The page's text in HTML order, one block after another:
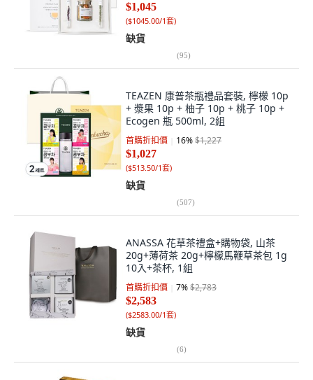
$1,045
($1045.00/1套)
缺貨
(95)
TEAZEN 康普茶瓶禮品套裝, 檸檬 10p
+ 漿果 10p + 柚子 10p + 桃子 10p +
Ecogen 瓶 500ml, 2組
首購折扣價 16%$1,227
$1,027
($513.50/1套)
缺貨
(507)
ANASSA 花草茶禮盒+購物袋, 山茶
20g+薄荷茶 20g+檸檬馬鞭草茶包 1g
10入+茶杯, 1組
首購折扣價 7%$2,783
$2,583
($2583.00/1套)
缺貨
(6)